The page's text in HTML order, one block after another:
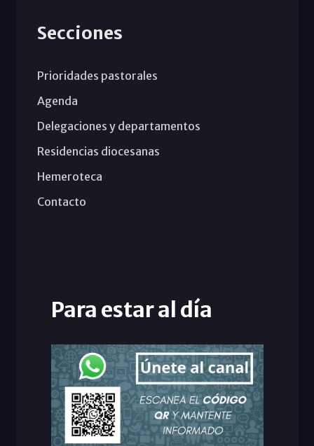
Secciones
Prioridades pastorales
Agenda
Delegaciones y departamentos
Residencias diocesanas
Hemeroteca
Contacto
Para estar al día